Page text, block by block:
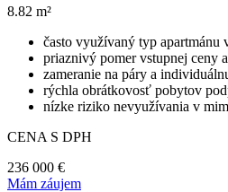
8.82 m²
často využívaný typ apartmánu
priaznivý pomer vstupnej ceny
zameranie na páry a
rýchla obrátkovosť pobytov
nízke riziko nevyužívania v
CENA S DPH
236 000 €
Mám záujem